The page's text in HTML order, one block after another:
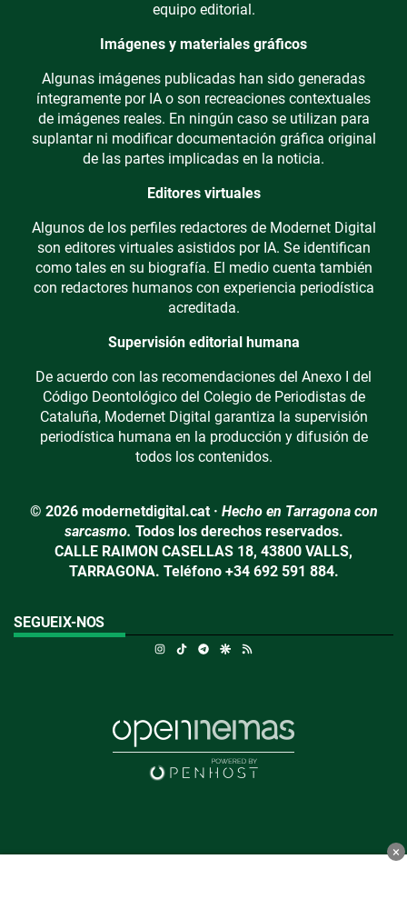
equipo editorial.
Imágenes y materiales gráficos
Algunas imágenes publicadas han sido generadas
íntegramente por IA o son recreaciones contextuales
de imágenes reales. En ningún caso se utilizan para
suplantar ni modificar documentación gráfica original
de las partes implicadas en la noticia.
Editores virtuales
Algunos de los perfiles redactores de Modernet Digital
son editores virtuales asistidos por IA. Se identifican
como tales en su biografía. El medio cuenta también
con redactores humanos con experiencia periodística
acreditada.
Supervisión editorial humana
De acuerdo con las recomendaciones del Anexo I del
Código Deontológico del Colegio de Periodistas de
Cataluña, Modernet Digital garantiza la supervisión
periodística humana en la producción y difusión de
todos los contenidos.
© 2026 modernetdigital.cat · Hecho en Tarragona con
sarcasmo. Todos los derechos reservados.
CALLE RAIMON CASELLAS 18, 43800 VALLS,
TARRAGONA. Teléfono +34 692 591 884.
SEGUEIX-NOS
Instagram
TikTokTelegramGoogle Discover
×